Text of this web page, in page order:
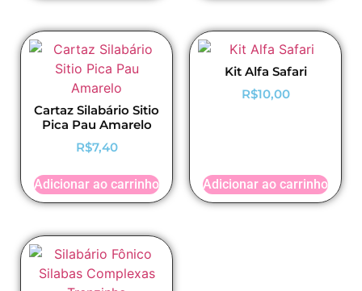
Cartaz Silabário Sitio
Pica Pau Amarelo
R$7,40
Adicionar ao carrinho
Kit Alfa Safari
R$10,00
Adicionar ao carrinho